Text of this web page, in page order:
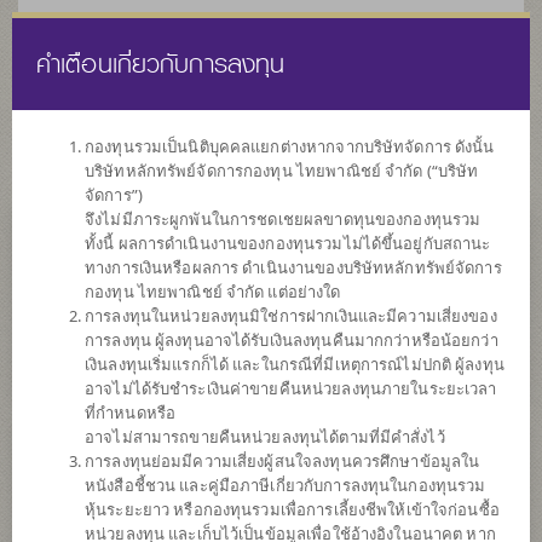
หน้าแรก รายการกองทุน ข้อมูลกองทุน
ค้นหากองทุนดีๆ กับ scbam
คำเตือนเกี่ยวกับการลงทุน
กองทุนรวมเป็นนิติบุคคลแยกต่างหากจากบริษัทจัดการ ดังนั้น
บริษัทหลักทรัพย์จัดการกองทุน ไทยพาณิชย์ จำกัด (“บริษัท
จัดการ”)
จึงไม่มีภาระผูกพันในการชดเชยผลขาดทุนของกองทุนรวม
ทั้งนี้ ผลการดำเนินงานของกองทุนรวมไม่ได้ขึ้นอยู่กับสถานะ
ทางการเงินหรือผลการ ดำเนินงานของบริษัทหลักทรัพย์จัดการ
กองทุน ไทยพาณิชย์ จำกัด แต่อย่างใด
การลงทุนในหน่วยลงทุนมิใช่การฝากเงินและมีความเสี่ยงของ
การลงทุน ผู้ลงทุนอาจได้รับเงินลงทุนคืนมากกว่าหรือน้อยกว่า
เงินลงทุนเริ่มแรกก็ได้ และในกรณีที่มีเหตุการณ์ไม่ปกติ ผู้ลงทุน
อาจไม่ได้รับชำระเงินค่าขายคืนหน่วยลงทุนภายในระยะเวลา
ที่กำหนดหรือ
อาจไม่สามารถขายคืนหน่วยลงทุนได้ตามที่มีคำสั่งไว้
การลงทุนย่อมมีความเสี่ยงผู้สนใจลงทุนควรศึกษาข้อมูลใน
หนังสือชี้ชวน และคู่มือภาษีเกี่ยวกับการลงทุนในกองทุนรวม
หุ้นระยะยาว หรือกองทุนรวมเพื่อการเลี้ยงชีพให้เข้าใจก่อนซื้อ
หน่วยลงทุน และเก็บไว้เป็นข้อมูลเพื่อใช้อ้างอิงในอนาคต หาก